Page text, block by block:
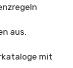
aus.
mit